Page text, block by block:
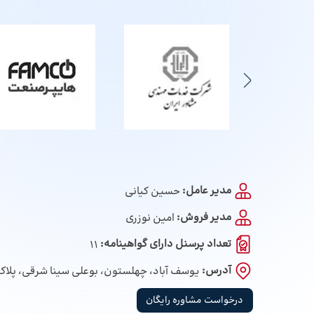
مدیر عامل:حسین کیانی
مدیر فروش: امین نوزری
تعداد پرسنل دارای گواهینامه: 11
آدرس: یوسف آباد، چهلستون، بوعلی سینا شرقی، پلاک 35 ، طبقه 5 ،
درخواست مشاوره رایگان